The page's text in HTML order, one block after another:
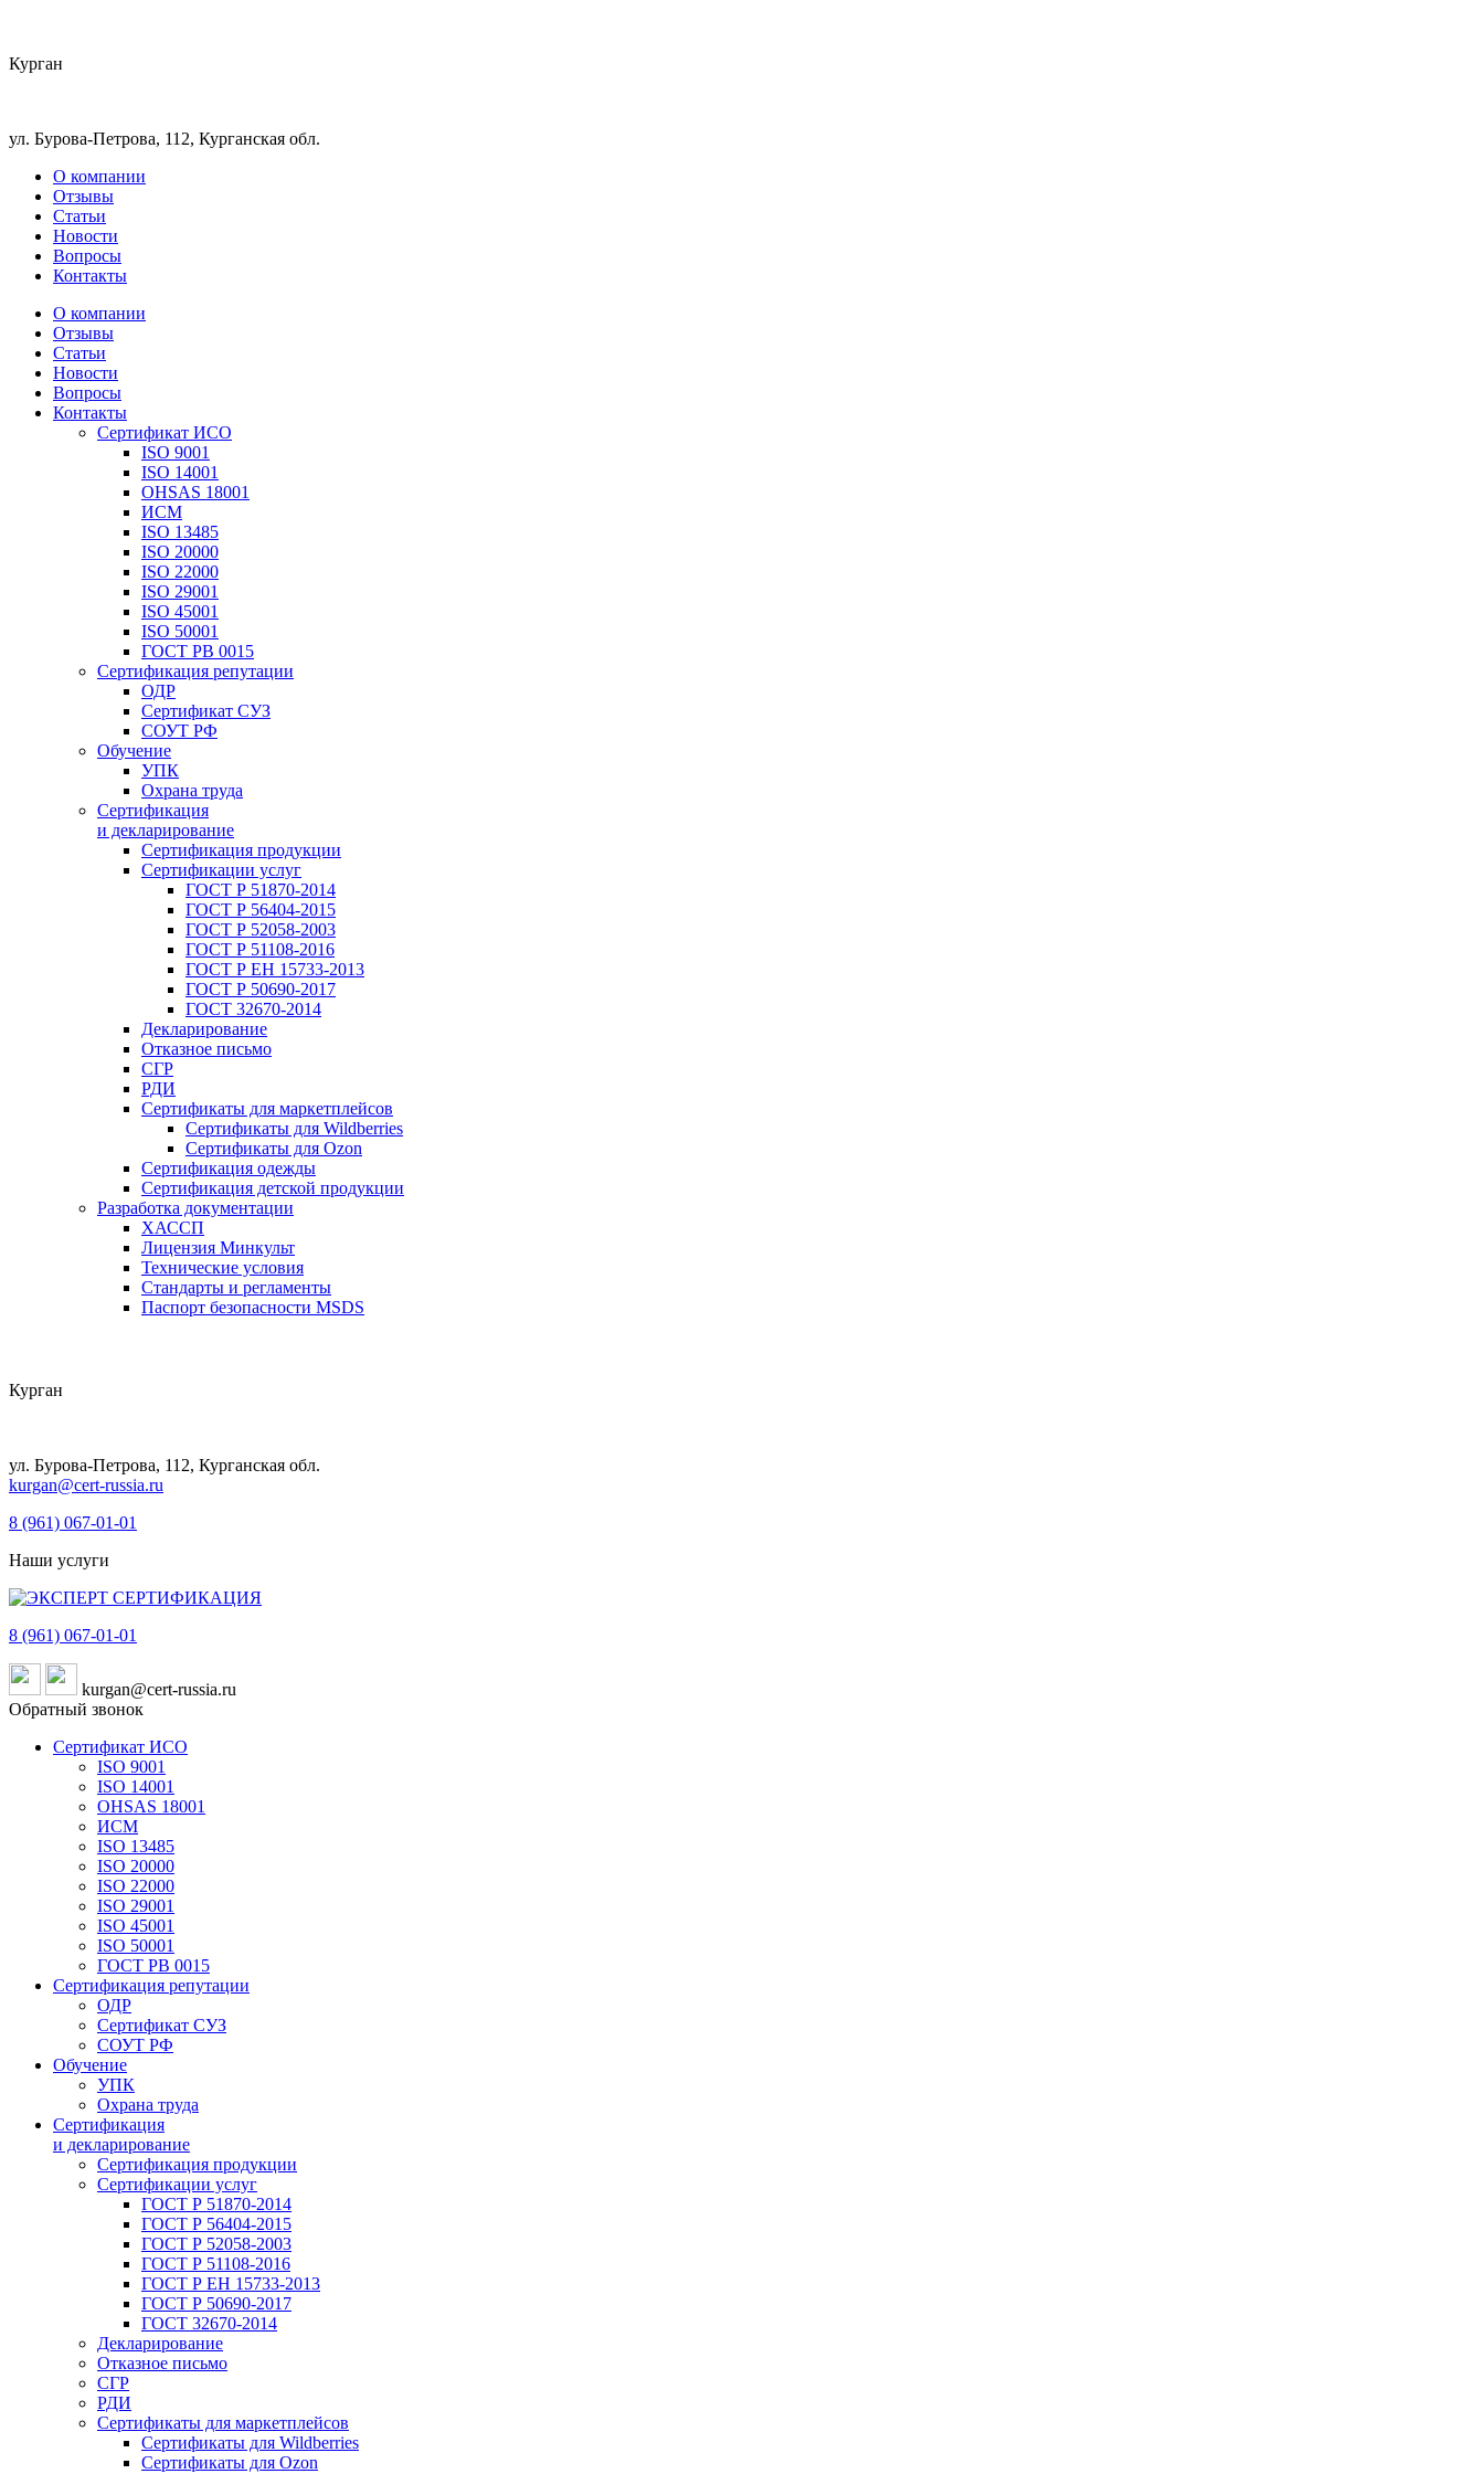
Курган
ул. Бурова-Петрова, 112, Курганская обл.
О компании
Отзывы
Статьи
Новости
Вопросы
Контакты
О компании
Отзывы
Статьи
Новости
Вопросы
Контакты
Сертификат ИСО
ISO 9001
ISO 14001
OHSAS 18001
ИСМ
ISO 13485
ISO 20000
ISO 22000
ISO 29001
ISO 45001
ISO 50001
ГОСТ РВ 0015
Сертификация репутации
ОДР
Сертификат СУЗ
СОУТ РФ
Обучение
УПК
Охрана труда
Сертификация
и декларирование
Сертификация продукции
Сертификации услуг
ГОСТ Р 51870-2014
ГОСТ Р 56404-2015
ГОСТ Р 52058-2003
ГОСТ Р 51108-2016
ГОСТ Р ЕН 15733-2013
ГОСТ Р 50690-2017
ГОСТ 32670-2014
Декларирование
Отказное письмо
СГР
РДИ
Сертификаты для маркетплейсов
Сертификаты для Wildberries
Сертификаты для Ozon
Сертификация одежды
Сертификация детской продукции
Разработка документации
ХАССП
Лицензия Минкульт
Технические условия
Стандарты и регламенты
Паспорт безопасности MSDS
Курган
ул. Бурова-Петрова, 112, Курганская обл.
kurgan@cert-russia.ru
8 (961) 067-01-01
Наши услуги
8 (961) 067-01-01
kurgan@cert-russia.ru
Обратный звонок
Сертификат ИСО
ISO 9001
ISO 14001
OHSAS 18001
ИСМ
ISO 13485
ISO 20000
ISO 22000
ISO 29001
ISO 45001
ISO 50001
ГОСТ РВ 0015
Сертификация репутации
ОДР
Сертификат СУЗ
СОУТ РФ
Обучение
УПК
Охрана труда
Сертификация
и декларирование
Сертификация продукции
Сертификации услуг
ГОСТ Р 51870-2014
ГОСТ Р 56404-2015
ГОСТ Р 52058-2003
ГОСТ Р 51108-2016
ГОСТ Р ЕН 15733-2013
ГОСТ Р 50690-2017
ГОСТ 32670-2014
Декларирование
Отказное письмо
СГР
РДИ
Сертификаты для маркетплейсов
Сертификаты для Wildberries
Сертификаты для Ozon